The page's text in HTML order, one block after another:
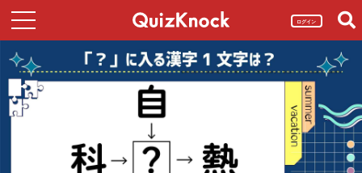
ログイン